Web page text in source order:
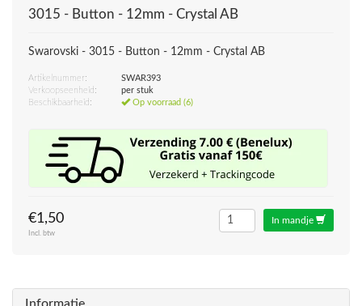
3015 - Button - 12mm - Crystal AB
Swarovski - 3015 - Button - 12mm - Crystal AB
Artikelnummer:
SWAR393
Verkoopseenheid:
per stuk
Beschikbaarheid:
Op voorraad (6)
€1,50
Incl. btw
In mandje